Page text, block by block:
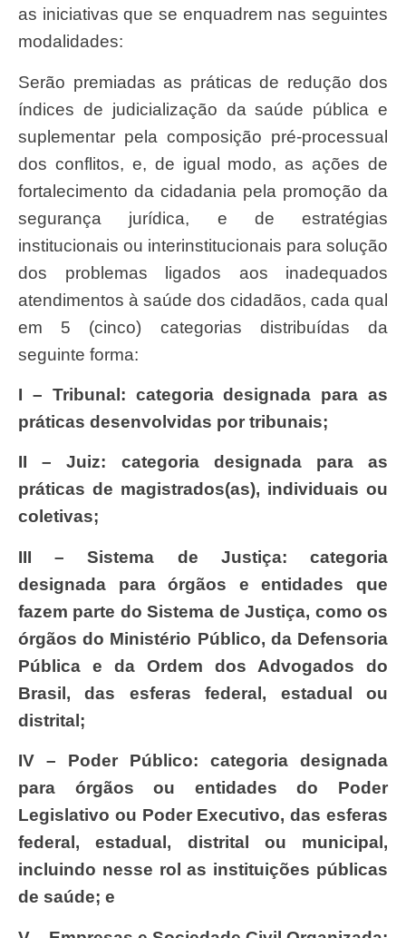
as iniciativas que se enquadrem nas seguintes
modalidades:
Serão premiadas as práticas de redução dos
índices de judicialização da saúde pública e
suplementar pela composição pré-processual
dos conflitos, e, de igual modo, as ações de
fortalecimento da cidadania pela promoção da
segurança jurídica, e de estratégias
institucionais ou interinstitucionais para solução
dos problemas ligados aos inadequados
atendimentos à saúde dos cidadãos, cada qual
em 5 (cinco) categorias distribuídas da
seguinte forma:
I – Tribunal: categoria designada para as
práticas desenvolvidas por tribunais;
II – Juiz: categoria designada para as
práticas de magistrados(as), individuais ou
coletivas;
III – Sistema de Justiça: categoria
designada para órgãos e entidades que
fazem parte do Sistema de Justiça, como os
órgãos do Ministério Público, da Defensoria
Pública e da Ordem dos Advogados do
Brasil, das esferas federal, estadual ou
distrital;
IV – Poder Público: categoria designada
para órgãos ou entidades do Poder
Legislativo ou Poder Executivo, das esferas
federal, estadual, distrital ou municipal,
incluindo nesse rol as instituições públicas
de saúde; e